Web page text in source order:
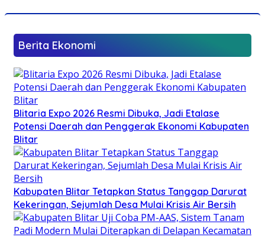
Berita Ekonomi
Blitaria Expo 2026 Resmi Dibuka, Jadi Etalase
Potensi Daerah dan Penggerak Ekonomi Kabupaten
Blitar
Kabupaten Blitar Tetapkan Status Tanggap Darurat
Kekeringan, Sejumlah Desa Mulai Krisis Air Bersih